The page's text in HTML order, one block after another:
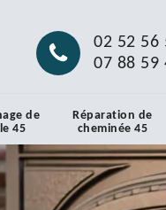
02 52 56
07 88 59
de
45
Réparation de
cheminée 45